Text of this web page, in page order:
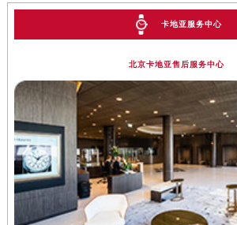
卡地亚服务中心
北京卡地亚售后服务中心
预约入口
立即预约
提前预约免排队，到店即享服务
预约时间有变无需取消，可随时重